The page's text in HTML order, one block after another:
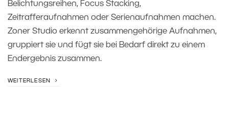
Belichtungsreihen, Focus Stacking,
Zeitrafferaufnahmen oder Serienaufnahmen machen.
Zoner Studio erkennt zusammengehörige Aufnahmen,
gruppiert sie und fügt sie bei Bedarf direkt zu einem
Endergebnis zusammen.
WEITERLESEN